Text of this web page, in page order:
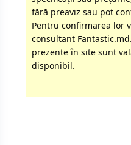
fără preaviz sau pot
Pentru confirmarea lor
consultant
prezente în site sunt
disponibil.